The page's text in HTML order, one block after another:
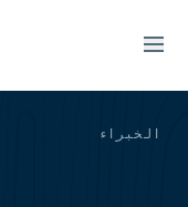
الخبراء